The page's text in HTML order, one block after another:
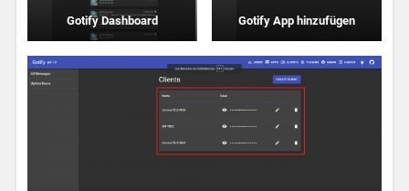
Gotify Dashboard Gotify App hinzufügen